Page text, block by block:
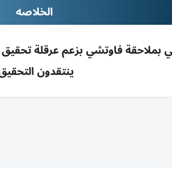
الخلاصه
بملاحقة فاوتشي بزعم عرقلة
ينتقدون